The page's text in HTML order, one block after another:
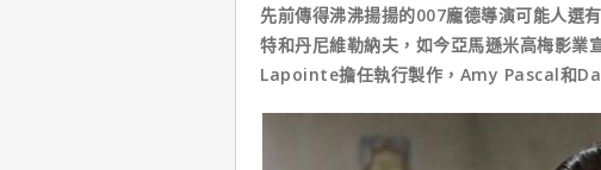
先前傳得沸沸揚揚的007龐德導演可能人選
特和丹尼維勒納夫，如今亞馬遜米高梅影
Lapointe擔任執行製作，Amy Pascal和